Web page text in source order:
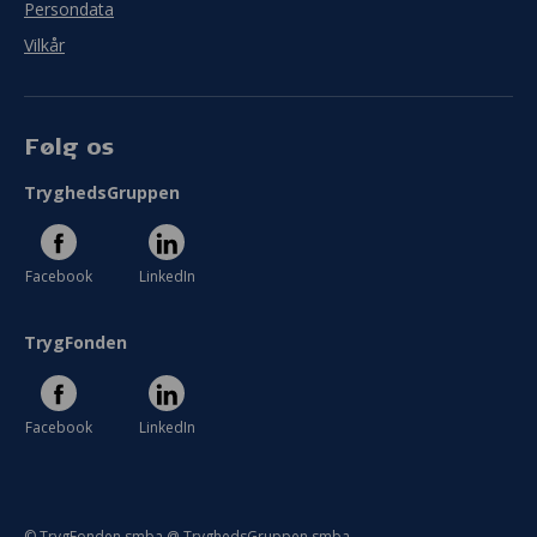
Persondata
Vilkår
Følg os
TryghedsGruppen
Facebook LinkedIn
TrygFonden
Facebook LinkedIn